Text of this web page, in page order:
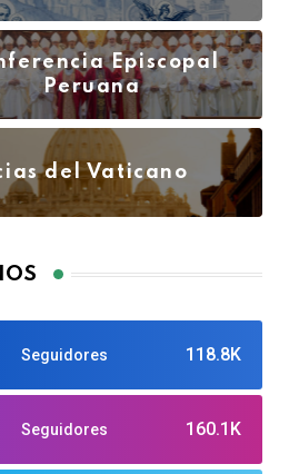
Episcopal
Peruana
del Vaticano
118.8K
Seguidores
160.1K
Seguidores